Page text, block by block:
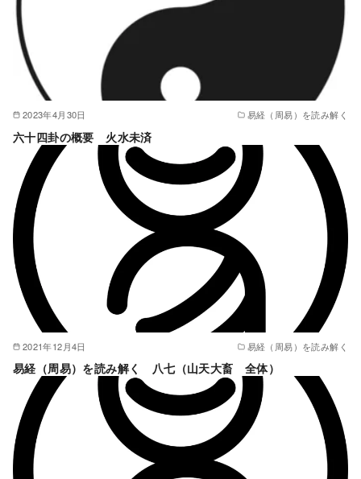
2023年4月30日 易経（周易）を読み解く
六十四卦の概要 火水未済
2021年12月4日 易経（周易）を読み解く
易経（周易）を読み解く 八七（山天大畜 全体）